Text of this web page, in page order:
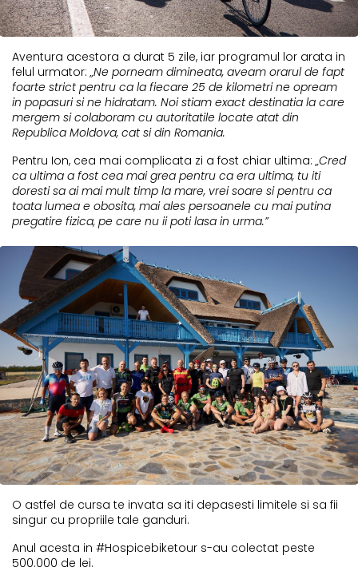
Aventura acestora a durat 5 zile, iar programul lor arata in
felul urmator: „Ne porneam dimineata, aveam orarul de fapt
foarte strict pentru ca la fiecare 25 de kilometri ne opream
in popasuri si ne hidratam. Noi stiam exact destinatia la care
mergem si colaboram cu autoritatile locate atat din
Republica Moldova, cat si din Romania.
Pentru Ion, cea mai complicata zi a fost chiar ultima: „Cred
ca ultima a fost cea mai grea pentru ca era ultima, tu iti
doresti sa ai mai mult timp la mare, vrei soare si pentru ca
toata lumea e obosita, mai ales persoanele cu mai putina
pregatire fizica, pe care nu ii poti lasa in urma.”
O astfel de cursa te invata sa iti depasesti limitele si sa fii
singur cu propriile tale ganduri.
Anul acesta in #Hospicebiketour s-au colectat peste
500.000 de lei.